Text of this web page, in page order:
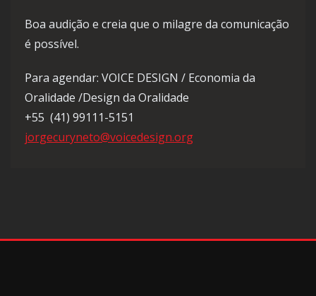
Boa audição e creia que o milagre da comunicação
é possível.
Para agendar: VOICE DESIGN / Economia da
Oralidade /Design da Oralidade
+55 (41) 99111-5151
jorgecuryneto@voicedesign.org